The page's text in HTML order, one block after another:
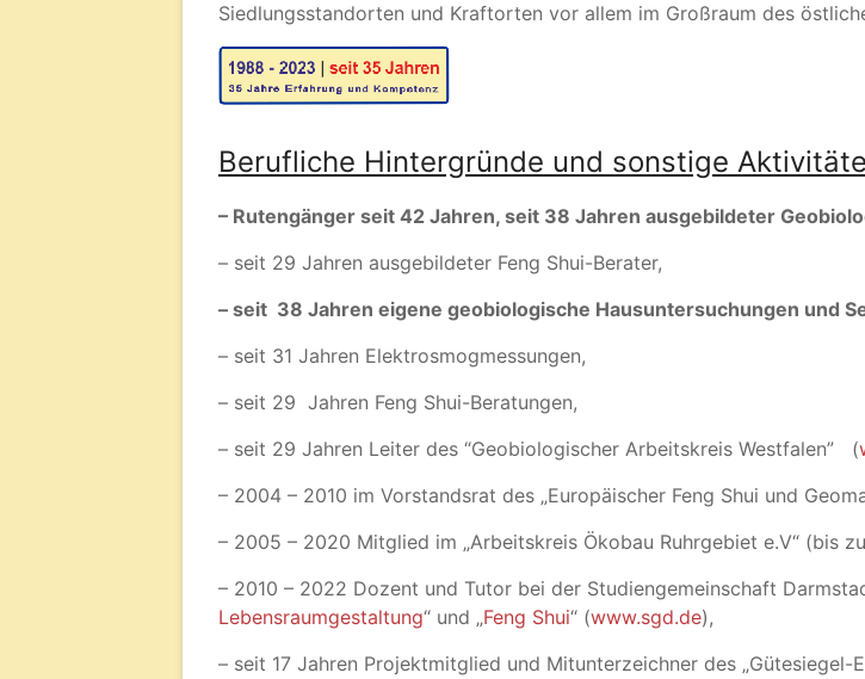
Siedlungsstandorten und Kraftorten vor allem im Großraum des
Berufliche Hintergründe und sonstige
– Rutengänger seit 42 Jahren, seit 38 Jahren ausgebildeter
– seit 29 Jahren ausgebildeter Feng Shui-Berater,
– seit 38 Jahren eigene geobiologische Hausuntersuchungen und
– seit 31 Jahren Elektrosmogmessungen,
– seit 29 Jahren Feng Shui-Beratungen,
– seit 29 Jahren Leiter des “Geobiologischer Arbeitskreis Westfalen” (
– 2004 – 2010 im Vorstandsrat des „Europäischer Feng Shui und
– 2005 – 2020 Mitglied im „Arbeitskreis Ökobau Ruhrgebiet e.V“ (bis
– 2010 – 2022 Dozent und Tutor bei der Studiengemeinschaft
Lebensraumgestaltung“ und „Feng Shui“ (www.sgd.de),
– seit 17 Jahren Projektmitglied und Mitunterzeichner des „Gütesiegel-